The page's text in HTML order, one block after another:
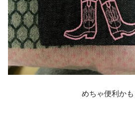
めちゃ便利かも